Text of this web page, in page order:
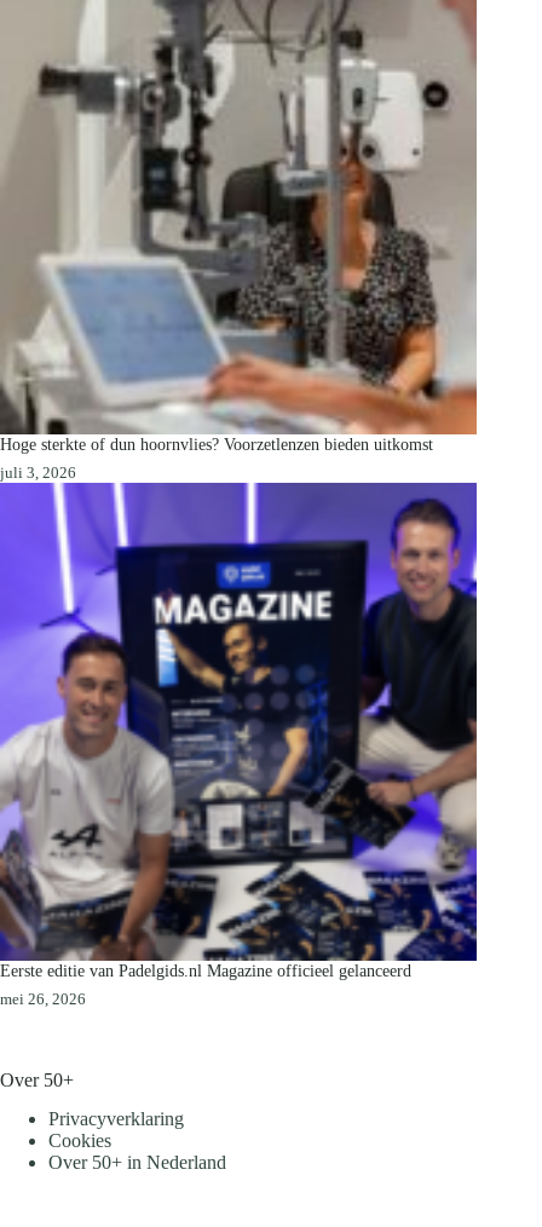
Hoge sterkte of dun hoornvlies? Voorzetlenzen bieden uitkomst
juli 3, 2026
Eerste editie van Padelgids.nl Magazine officieel gelanceerd
mei 26, 2026
Over 50+
Privacyverklaring
Cookies
Over 50+ in Nederland